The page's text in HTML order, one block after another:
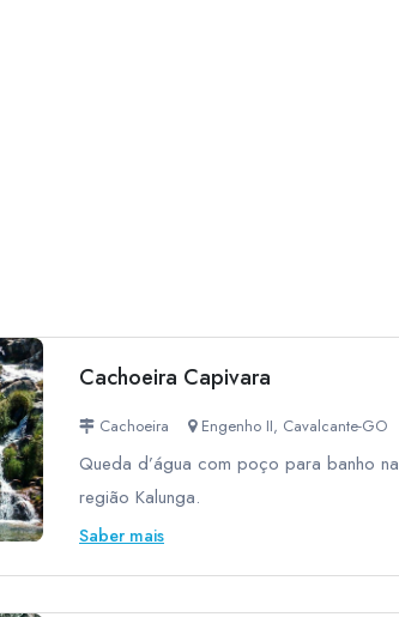
Cachoeira Capivara
Cachoeira Engenho II, Cavalcante-GO
Queda d’água com poço para banho na
região Kalunga.
Saber mais